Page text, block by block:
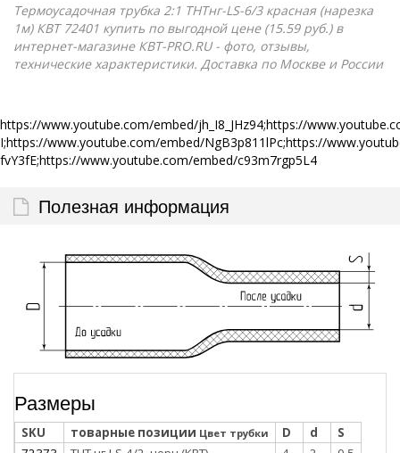
Термоусадочная трубка 2:1 ТНТнг-LS-6/3 красная (нарезка
1м) КВТ 72401 купить по выгодной цене (15.59 руб.) в
интернет-магазине КВТ-PRO.RU - фото, отзывы,
технические характеристики. Доставка по Москве и России
https://www.youtube.com/embed/jh_I8_JHz94;https://
I;https://www.youtube.com/embed/NgB3p811lPc;https://
fvY3fE;https://www.youtube.com/embed/c93m7rgp5L4
Полезная информация
Размеры
SKU товарные позиции Цвет трубки D d
S